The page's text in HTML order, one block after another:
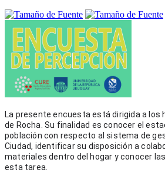
La presente encuesta está dirigida a los
de Rocha. Su finalidad es conocer el
población con respecto al sistema de
Ciudad, identificar su disposición a
materiales dentro del hogar y conocer
esta tarea.